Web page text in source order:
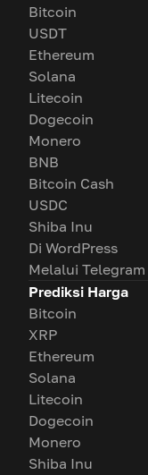
Bitcoin
USDT
Ethereum
Solana
Litecoin
Dogecoin
Monero
BNB
Bitcoin Cash
USDC
Shiba Inu
Di WordPress
Melalui Telegram
Prediksi Harga
Bitcoin
XRP
Ethereum
Solana
Litecoin
Dogecoin
Monero
Shiba Inu